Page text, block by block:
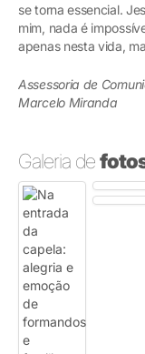
se torna essencial.
mim, nada é
apenas nesta vida,
Assessoria de
Marcelo Miranda
Galeria de